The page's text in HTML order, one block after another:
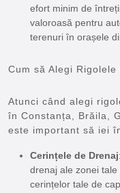
efort minim de
valoroasă pentru
terenuri în orașele
Cum să Alegi
Atunci când alegi
în Constanța, Brăila,
este important să iei
Cerințele de Drenaj
drenaj ale zonei
cerințelor tale de